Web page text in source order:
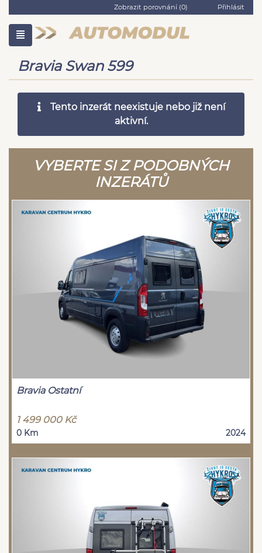
Zobrazit porovnání (0) Přihlásit
Bravia Swan 599
Tento inzerát neexistuje nebo již není
aktivní.
VYBERTE SI Z PODOBNÝCH
INZERÁTŮ
Bravia Ostatní
1 499 000 Kč
0 Km 2024